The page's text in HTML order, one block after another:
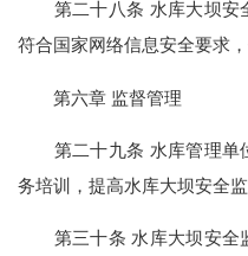
第二十八条 水库大坝安
符合国家网络信息安全要求，
第六章 监督管理
第二十九条 水库管理单
务培训，提高水库大坝安全
第三十条 水库大坝安全